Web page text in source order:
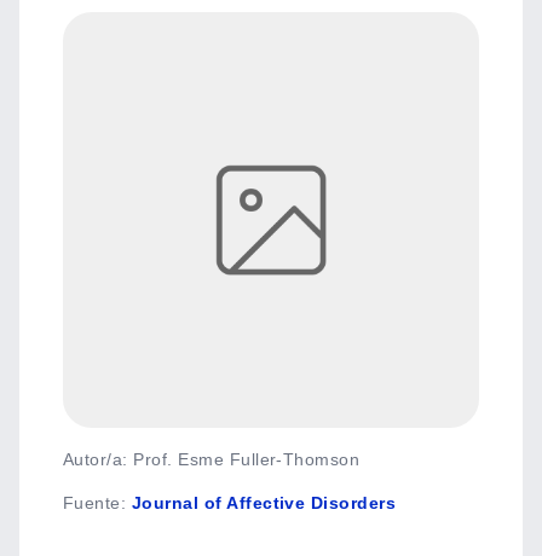
Autor/a: Prof. Esme Fuller-Thomson
Fuente: Journal of Affective Disorders